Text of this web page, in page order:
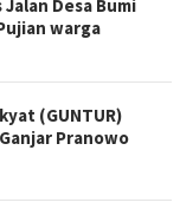
Desa Bumi
warga
(GUNTUR)
Pranowo